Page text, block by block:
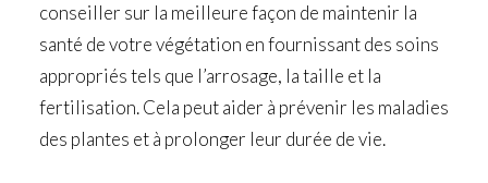
conseiller sur la meilleure façon de maintenir la
santé de votre végétation en fournissant des soins
appropriés tels que l’arrosage, la taille et la
fertilisation. Cela peut aider à prévenir les maladies
des plantes et à prolonger leur durée de vie.